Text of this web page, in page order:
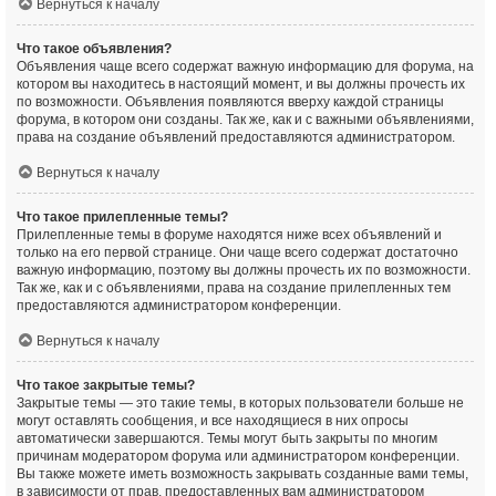
Вернуться к началу
Что такое объявления?
Объявления чаще всего содержат важную информацию для форума, на
котором вы находитесь в настоящий момент, и вы должны прочесть их
по возможности. Объявления появляются вверху каждой страницы
форума, в котором они созданы. Так же, как и с важными объявлениями,
права на создание объявлений предоставляются администратором.
Вернуться к началу
Что такое прилепленные темы?
Прилепленные темы в форуме находятся ниже всех объявлений и
только на его первой странице. Они чаще всего содержат достаточно
важную информацию, поэтому вы должны прочесть их по возможности.
Так же, как и с объявлениями, права на создание прилепленных тем
предоставляются администратором конференции.
Вернуться к началу
Что такое закрытые темы?
Закрытые темы — это такие темы, в которых пользователи больше не
могут оставлять сообщения, и все находящиеся в них опросы
автоматически завершаются. Темы могут быть закрыты по многим
причинам модератором форума или администратором конференции.
Вы также можете иметь возможность закрывать созданные вами темы,
в зависимости от прав, предоставленных вам администратором